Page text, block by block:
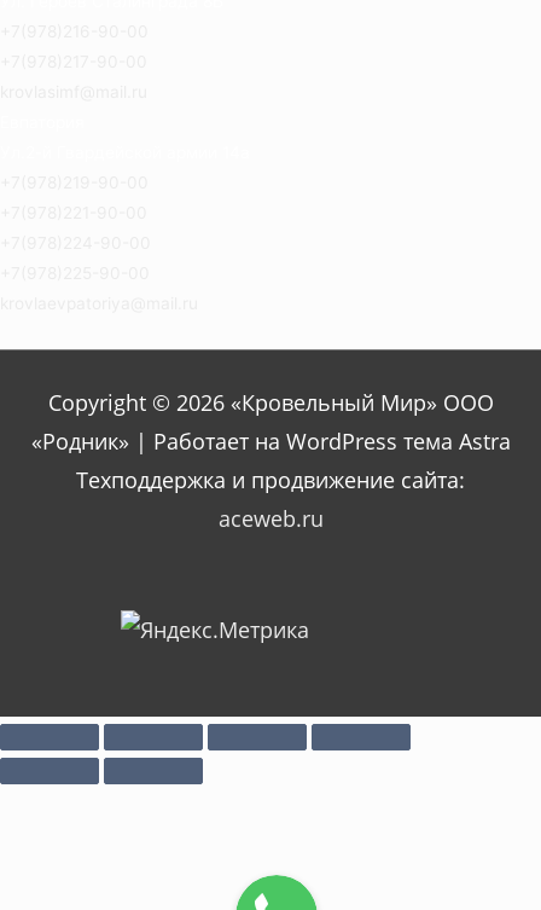
Copyright © 2026 «Кровельный Мир» ООО
«Родник» | Работает на WordPress тема Astra
Техподдержка и продвижение сайта:
aceweb.ru